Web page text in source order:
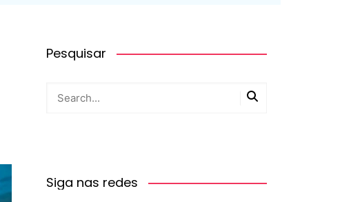
Pesquisar
Siga nas redes